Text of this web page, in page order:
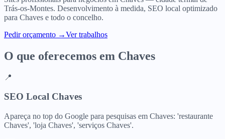
Trás-os-Montes. Desenvolvimento à medida, SEO local optimizado
para Chaves e todo o concelho.
Pedir orçamento →Ver trabalhos
O que oferecemos em Chaves
📍
SEO Local Chaves
Apareça no top do Google para pesquisas em Chaves: 'restaurante
Chaves', 'loja Chaves', 'serviços Chaves'.